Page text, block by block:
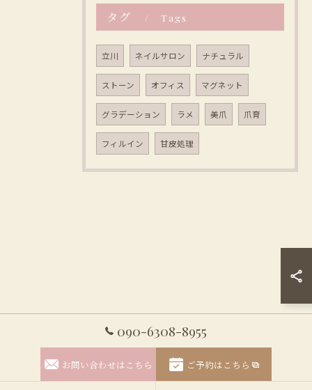
タグ Tags
立川 ネイルサロン ナチュラル
ストーン オフィス マグネット
グラデーション ラメ 美爪 爪育
フィルイン 甘皮処理
090-6308-8955
お問い合わせはこちら ご予約はこちら